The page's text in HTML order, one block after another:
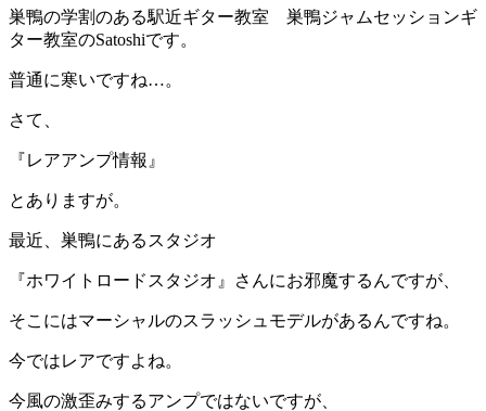
巣鴨の学割のある駅近ギター教室 巣鴨ジャムセッションギ
ター教室のSatoshiです。
普通に寒いですね…。
さて、
『レアアンプ情報』
とありますが。
最近、巣鴨にあるスタジオ
『ホワイトロードスタジオ』さんにお邪魔するんですが、
そこにはマーシャルのスラッシュモデルがあるんですね。
今ではレアですよね。
今風の激歪みするアンプではないですが、